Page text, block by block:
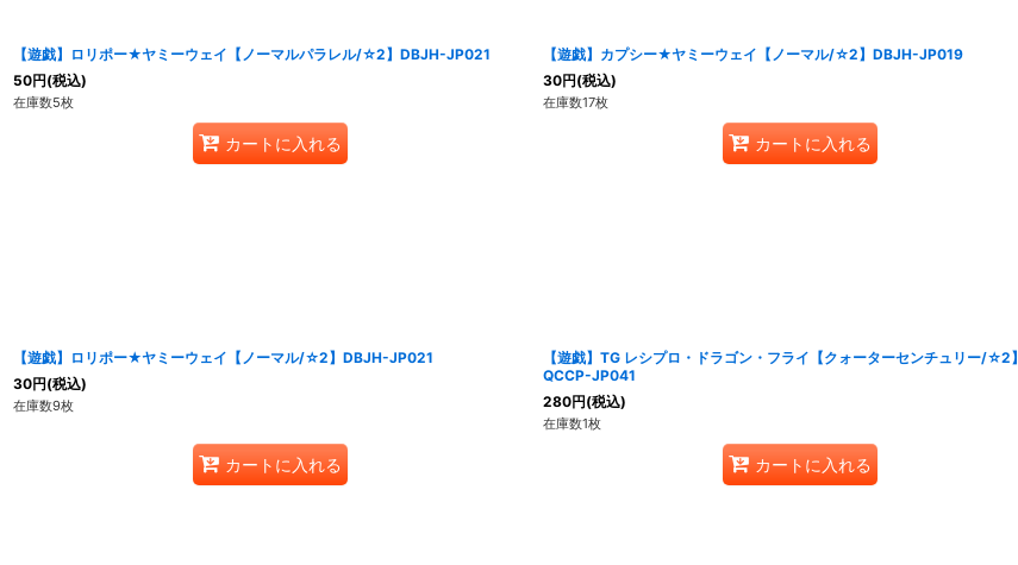
【遊戯】ロリポー★ヤミーウェイ【ノーマルパラレル/☆2】DBJH-JP021
50円(税込)
在庫数5枚
カートに入れる
【遊戯】カプシー★ヤミーウェイ【ノーマル/☆2】DBJH-JP019
30円(税込)
在庫数17枚
カートに入れる
【遊戯】ロリポー★ヤミーウェイ【ノーマル/☆2】DBJH-JP021
30円(税込)
在庫数9枚
カートに入れる
【遊戯】TG レシプロ・ドラゴン・フライ【クォーターセンチュリー/☆2】
QCCP-JP041
280円(税込)
在庫数1枚
カートに入れる